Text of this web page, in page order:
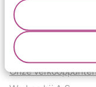
Oneindig veel
Kwaliteit
Juweliers &
Onze